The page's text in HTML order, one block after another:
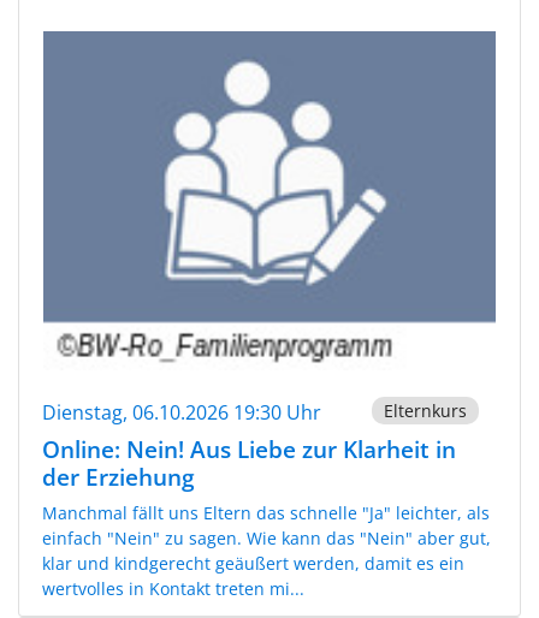
Dienstag, 06.10.2026 19:30 Uhr Elternkurs
Online: Nein! Aus Liebe zur Klarheit in
der Erziehung
Manchmal fällt uns Eltern das schnelle "Ja" leichter, als
einfach "Nein" zu sagen. Wie kann das "Nein" aber gut,
klar und kindgerecht geäußert werden, damit es ein
wertvolles in Kontakt treten mi...